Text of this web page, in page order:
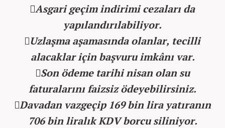
Asgari geçim indirimi cezaları da
yapılandırılabiliyor.
Uzlaşma aşamasında olanlar, tecilli
alacaklar için başvuru imkânı var.
Son ödeme tarihi nisan olan su
faturalarını faizsiz ödeyebilirsiniz.
Davadan vazgeçip 169 bin lira yatıranın
706 bin liralık KDV borcu siliniyor.